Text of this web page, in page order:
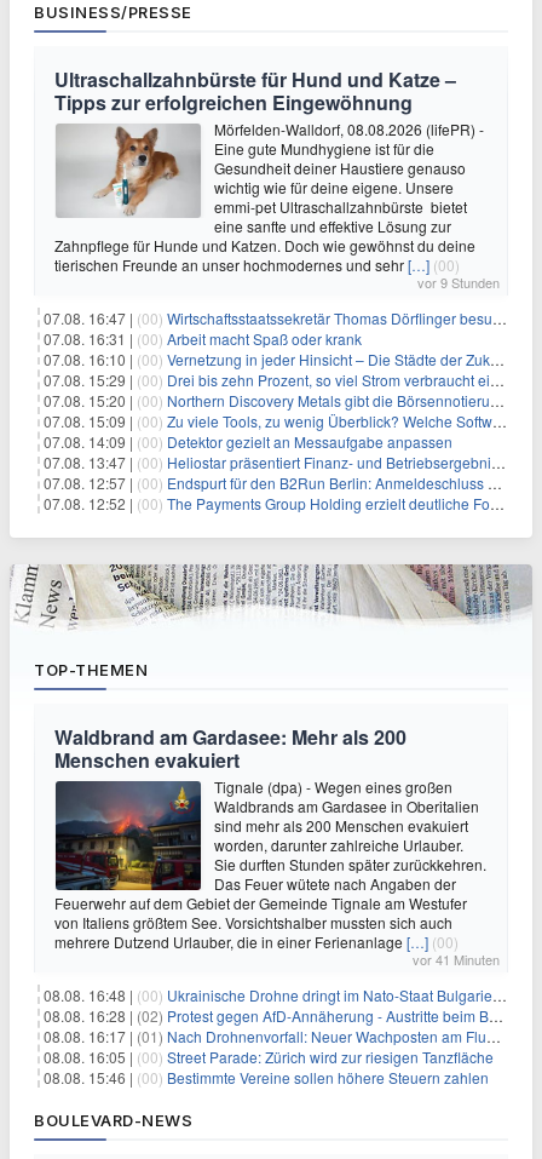
BUSINESS/PRESSE
Ultraschallzahnbürste für Hund und Katze –
Tipps zur erfolgreichen Eingewöhnung
Mörfelden-Walldorf, 08.08.2026 (lifePR) -
Eine gute Mundhygiene ist für die
Gesundheit deiner Haustiere genauso
wichtig wie für deine eigene. Unsere
emmi-pet Ultraschallzahnbürste bietet
eine sanfte und effektive Lösung zur
Zahnpflege für Hunde und Katzen. Doch wie gewöhnst du deine
tierischen Freunde an unser hochmodernes und sehr[…] (00)
vor 9 Stunden
07.08. 16:47 | (00) Wirtschaftsstaatssekretär Thomas Dörflinger besucht Handwerksbetrieb im Kammerbezirk Freiburg
07.08. 16:31 | (00) Arbeit macht Spaß oder krank
07.08. 16:10 | (00) Vernetzung in jeder Hinsicht – Die Städte der Zukunft sind grün-blau
07.08. 15:29 | (00) Drei bis zehn Prozent, so viel Strom verbraucht ein Aufzug im Gebäude
07.08. 15:20 | (00) Northern Discovery Metals gibt die Börsennotierung an der Frankfurter Wertpapierbörse bekannt
07.08. 15:09 | (00) Zu viele Tools, zu wenig Überblick? Welche Software IT-Dienstleister wirklich brauchen
07.08. 14:09 | (00) Detektor gezielt an Messaufgabe anpassen
07.08. 13:47 | (00) Heliostar präsentiert Finanz- und Betriebsergebnis für das zweite Quartal 2026 mit Goldproduktion und Barreserven in Rekordhöhe
07.08. 12:57 | (00) Endspurt für den B2Run Berlin: Anmeldeschluss am 26. August
07.08. 12:52 | (00) The Payments Group Holding erzielt deutliche Fortschritte bei ihren AI-Projekten
TOP-THEMEN
Waldbrand am Gardasee: Mehr als 200
Menschen evakuiert
Tignale (dpa) - Wegen eines großen
Waldbrands am Gardasee in Oberitalien
sind mehr als 200 Menschen evakuiert
worden, darunter zahlreiche Urlauber.
Sie durften Stunden später zurückkehren.
Das Feuer wütete nach Angaben der
Feuerwehr auf dem Gebiet der Gemeinde Tignale am Westufer
von Italiens größtem See. Vorsichtshalber mussten sich auch
mehrere Dutzend Urlauber, die in einer Ferienanlage […] (00)
vor 41 Minuten
08.08. 16:48 | (00) Ukrainische Drohne dringt im Nato-Staat Bulgarien ein
08.08. 16:28 | (02) Protest gegen AfD-Annäherung - Austritte beim BSW Sachsen-Anhalt
08.08. 16:17 | (01) Nach Drohnenvorfall: Neuer Wachposten am Flughafen
08.08. 16:05 | (00) Street Parade: Zürich wird zur riesigen Tanzfläche
08.08. 15:46 | (00) Bestimmte Vereine sollen höhere Steuern zahlen
BOULEVARD-NEWS